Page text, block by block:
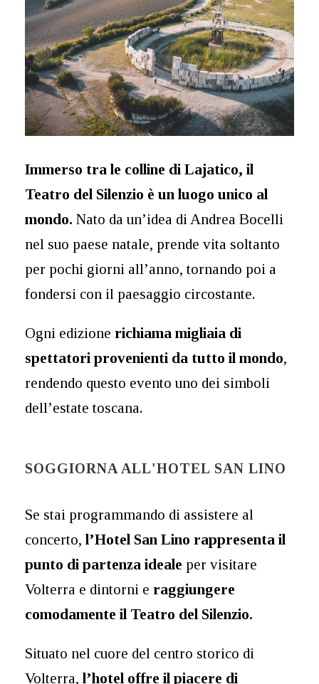
Immerso tra le colline di Lajatico, il
Teatro del Silenzio è un luogo unico al
mondo. Nato da un’idea di Andrea Bocelli
nel suo paese natale, prende vita soltanto
per pochi giorni all’anno, tornando poi a
fondersi con il paesaggio circostante.
Ogni edizione richiama migliaia di
spettatori provenienti da tutto il mondo,
rendendo questo evento uno dei simboli
dell’estate toscana.
SOGGIORNA ALL'HOTEL SAN LINO
Se stai programmando di assistere al
concerto, l’Hotel San Lino rappresenta il
punto di partenza ideale per visitare
Volterra e dintorni e raggiungere
comodamente il Teatro del Silenzio.
Situato nel cuore del centro storico di
Volterra, l’hotel offre il piacere di